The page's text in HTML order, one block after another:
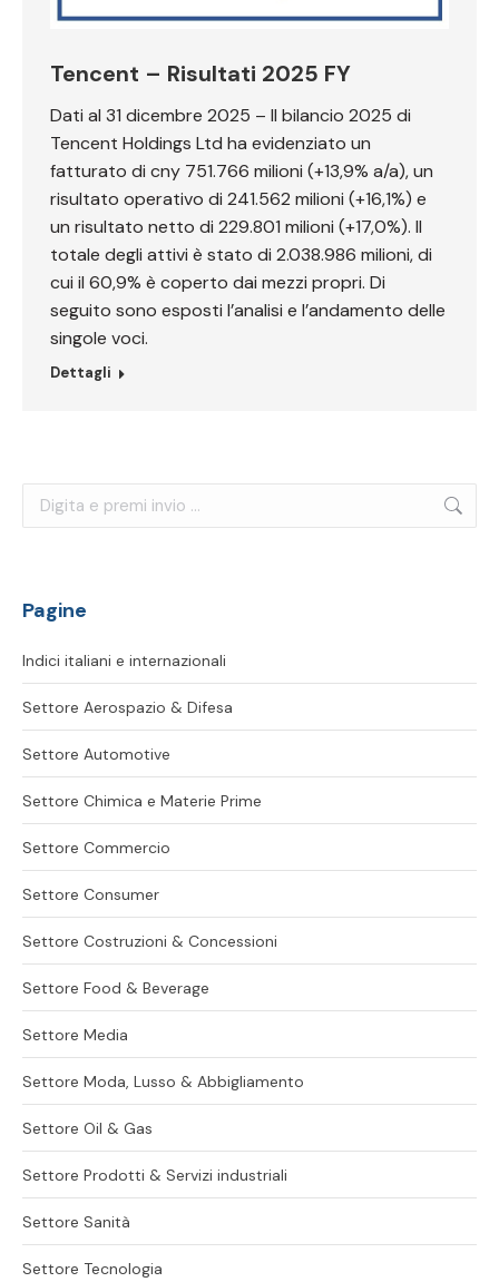
Tencent – Risultati 2025 FY
Dati al 31 dicembre 2025 – Il bilancio 2025 di
Tencent Holdings Ltd ha evidenziato un
fatturato di cny 751.766 milioni (+13,9% a/a), un
risultato operativo di 241.562 milioni (+16,1%) e
un risultato netto di 229.801 milioni (+17,0%). Il
totale degli attivi è stato di 2.038.986 milioni, di
cui il 60,9% è coperto dai mezzi propri. Di
seguito sono esposti l’analisi e l’andamento delle
singole voci.
Dettagli
Cerca:
Pagine
Indici italiani e internazionali
Settore Aerospazio & Difesa
Settore Automotive
Settore Chimica e Materie Prime
Settore Commercio
Settore Consumer
Settore Costruzioni & Concessioni
Settore Food & Beverage
Settore Media
Settore Moda, Lusso & Abbigliamento
Settore Oil & Gas
Settore Prodotti & Servizi industriali
Settore Sanità
Settore Tecnologia